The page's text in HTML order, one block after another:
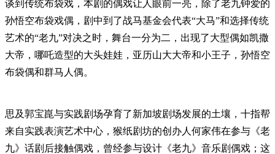
谈到传统布袋戏，本剧的偶戏让人眼前一亮，除了老九钟爱的
孙悟空布袋戏偶，剧中到了战马基金会代表“大马”和选择传统
艺术的“老九”对决之时，舞台一分为二，出现了大型偶如凯撒
大帝，哪吒造型的大头娃娃，亚历山大大帝和小王子，孙悟空
布袋偶和群马人偶。
思及郭宝崑与实践剧场孕育了新加坡剧场发展的土壤，十指帮
来自实践表演艺术中心，猴纸剧坊的创办人何家伟在参与《老
九》话剧后接触偶戏，曾经参与设计《老九》音乐剧偶戏；这